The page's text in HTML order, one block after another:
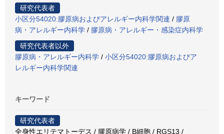
研究代表者
小区分54020:膠原病およびアレルギー内科学関連 / 膠原
病・アレルギー内科学 / 膠原病・アレルギー・感染症内科学
研究代表者以外
膠原病・アレルギー内科学 / 小区分54020:膠原病およびア
レルギー内科学関連
キーワード
研究代表者
全身性エリテマトーデス / 膠原病学 / B細胞 / RGS13 /